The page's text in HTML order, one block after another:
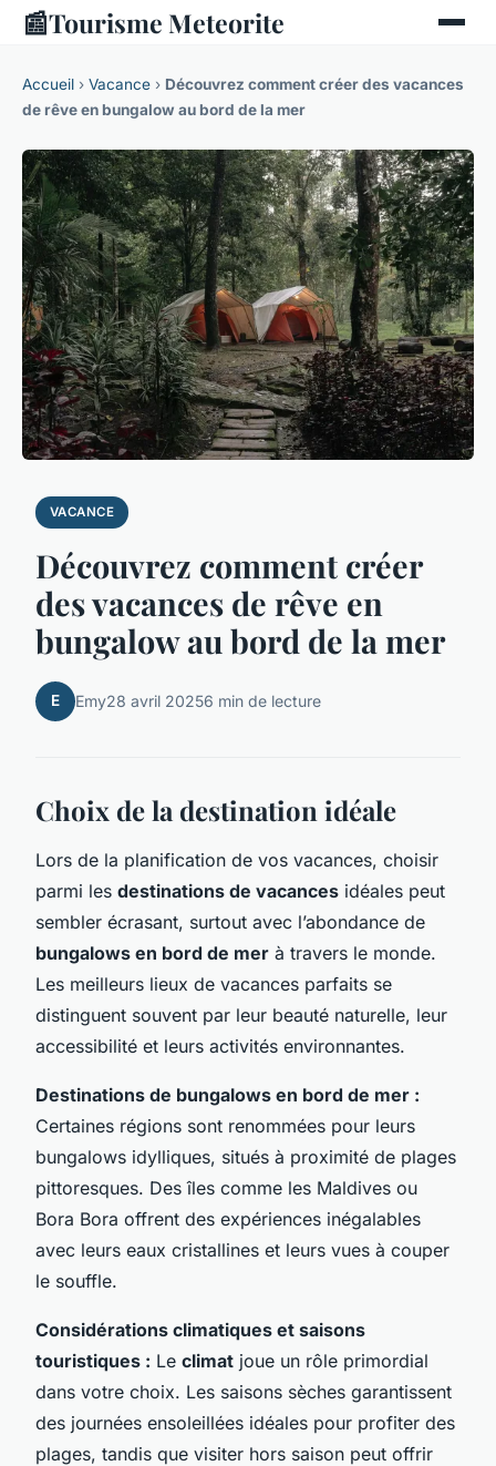
📰Tourisme Meteorite
Accueil › Vacance › Découvrez comment créer des vacances
de rêve en bungalow au bord de la mer
VACANCE
Découvrez comment créer
des vacances de rêve en
bungalow au bord de la mer
E Emy28 avril 20256 min de lecture
Choix de la destination idéale
Lors de la planification de vos vacances, choisir
parmi les destinations de vacances idéales peut
sembler écrasant, surtout avec l’abondance de
bungalows en bord de mer à travers le monde.
Les meilleurs lieux de vacances parfaits se
distinguent souvent par leur beauté naturelle, leur
accessibilité et leurs activités environnantes.
Destinations de bungalows en bord de mer :
Certaines régions sont renommées pour leurs
bungalows idylliques, situés à proximité de plages
pittoresques. Des îles comme les Maldives ou
Bora Bora offrent des expériences inégalables
avec leurs eaux cristallines et leurs vues à couper
le souffle.
Considérations climatiques et saisons
touristiques : Le climat joue un rôle primordial
dans votre choix. Les saisons sèches garantissent
des journées ensoleillées idéales pour profiter des
plages, tandis que visiter hors saison peut offrir